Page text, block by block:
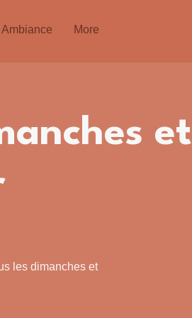
Ambiance More
et
les dimanches et